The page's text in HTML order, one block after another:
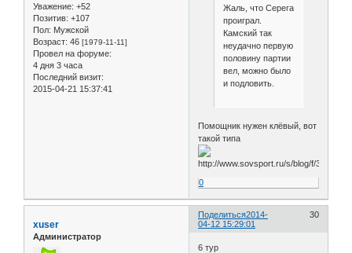
Уважение: +52
Позитив: +107
Пол: Мужской
Возраст: 46 [1979-11-11]
Провел на форуме:
4 дня 3 часа
Последний визит:
2015-04-21 15:37:41
Жаль, что Серега
проиграл.
Камский так
неудачно первую
половину партии
вел, можно было
и подловить.
Помощник нужен клёвый, вот
такой типа
0
Поделиться 30
2014-
04-12 15:29:01
xuser
Администратор
6 тур